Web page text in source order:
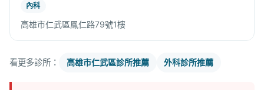
內科
高雄市仁武區鳳仁路79號1樓
看更多診所： 高雄市仁武區診所推薦 外科診所推薦